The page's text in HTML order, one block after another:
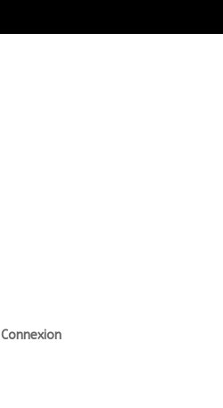
Connexion